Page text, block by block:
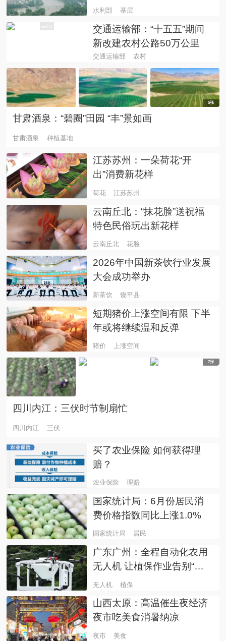
工作
水利部 基层
交通运输部：“十五五”期间
新改建农村公路50万公里
交通运输部 农村
5张
甘肃酒泉：“碧圈”田园 “丰”景如画
甘肃酒泉 种植基地
江苏苏州：一朵荷花“开
出”消费新花样
荷花 江苏苏州
云南丘北：“抹花脸”送祝福
特色民俗玩出新花样
云南丘北 花脸
2026年中国新茶饮行业发展
大会成功举办
新茶饮 饶平县
短期猪价上涨空间有限 下半
年或将继续温和反弹
猪价 上涨空间
7张
四川内江：三伏时节制扇忙
四川内江 三伏
买了农业保险 如何获得理
赔？
农业保险 理赔
国家统计局：6月份居民消
费价格指数同比上涨1.0%
国家统计局 居民
广东广州：全程自动化农用
无人机 让植保作业告别“有
人看管”
无人机 植保
山西太原：高温催生夜经济
夜市吃美食消暑纳凉
夜市 美食